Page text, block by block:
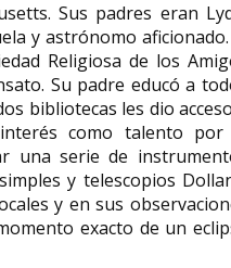
Sus padres eran
y astrónomo
Religiosa de los
Su padre educó a
bibliotecas les dio
como talento por
una serie de
y telescopios
y en sus
exacto de un